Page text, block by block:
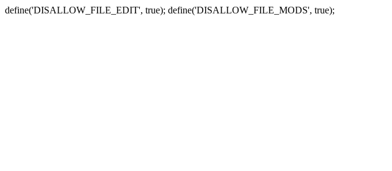
define('DISALLOW_FILE_EDIT', true); define('DISALLOW_FILE_MODS', true);